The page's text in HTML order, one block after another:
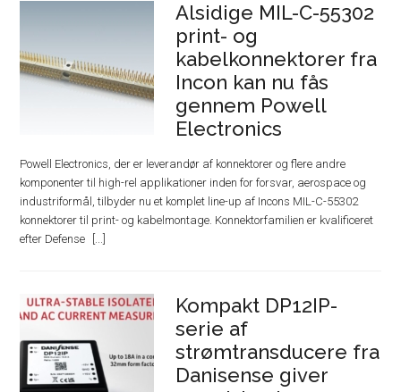
Alsidige MIL-C-55302
print- og
kabelkonnektorer fra
Incon kan nu fås
gennem Powell
Electronics
Powell Electronics, der er leverandør af konnektorer og flere andre
komponenter til high-rel applikationer inden for forsvar, aerospace og
industriformål, tilbyder nu et komplet line-up af Incons MIL-C-55302
konnektorer til print- og kabelmontage. Konnektorfamilien er kvalificeret
efter Defense
Kompakt DP12IP-
serie af
strømtransducere fra
Danisense giver